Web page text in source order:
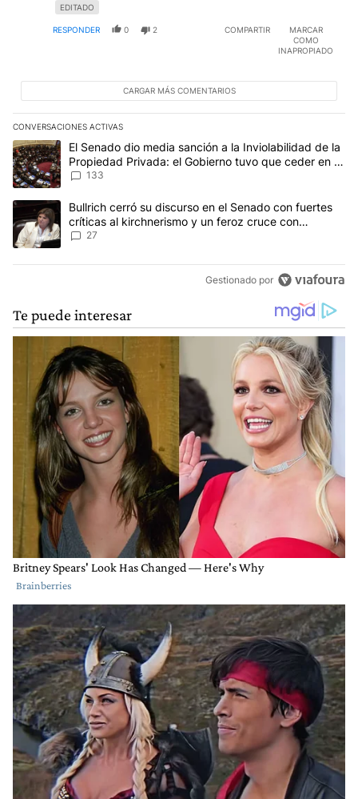
EDITADO
RESPONDER 0 2 COMPARTIR
MARCAR
COMO
INAPROPIADO
CARGAR MÁS COMENTARIOS
CONVERSACIONES ACTIVAS
Este listado muestra los artículos con más comentarios en los
Un artículo de tendencia con el título "El Senado dio media
El Senado dio media sanción a la Inviolabilidad de la
Propiedad Privada: el Gobierno tuvo que ceder en la
Ley del Manejo del Fuego
133
Un artículo de tendencia con el título "Bullrich cerró su discurso
Bullrich cerró su discurso en el Senado con fuertes
críticas al kirchnerismo y un feroz cruce con
Capitanich al que le gritó “¡cállate!”
27
Gestionado por